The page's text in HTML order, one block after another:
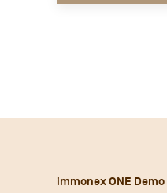
immonex ONE Demo